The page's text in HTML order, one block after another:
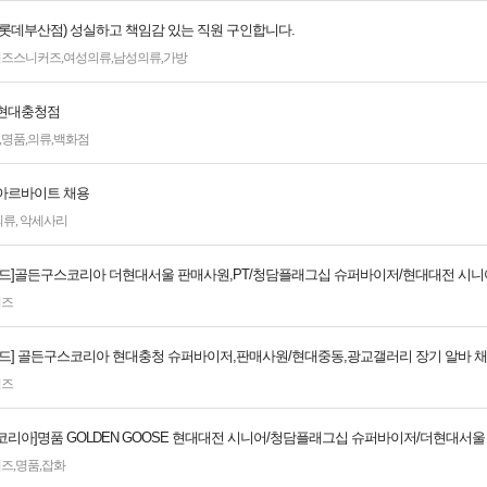
데부산점) 성실하고 책임감 있는 직원 구인합니다.
스니커즈,여성의류,남성의류,가방
대충청점
,명품,의류,백화점
르바이트 채용
, 악세사리
]골든구스코리아 더현대서울 판매사원,PT/청담플래그십 슈퍼바이저/현대대전 시니
] 골든구스코리아 현대충청 슈퍼바이저,판매사원/현대중동,광교갤러리 장기 알바
리아]명품 GOLDEN GOOSE 현대대전 시니어/청담플래그십 슈퍼바이저/더현대서
,명품,잡화